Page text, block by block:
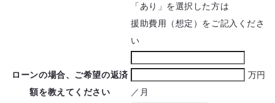
「あり」を選択した方は
援助費用（想定）をご記入くださ
い
ローンの場合、ご希望の返済
額を教えてください
万円
／月